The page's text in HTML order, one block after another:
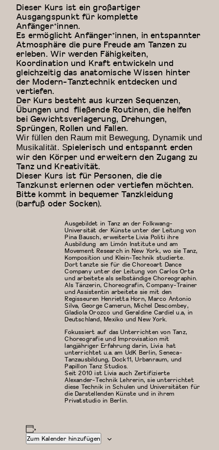
Dieser Kurs ist ein großartiger
Ausgangspunkt für komplette
Anfänger*innen.
Es ermöglicht Anfänger*innen, in entspannter
Atmosphäre die pure Freude am Tanzen zu
erleben. Wir werden Fähigkeiten,
Koordination und Kraft entwickeln und
gleichzeitig das anatomische Wissen hinter
der Modern-Tanztechnik entdecken und
vertiefen.
Der Kurs besteht aus kurzen Sequenzen,
Übungen und fließende Routinen, die helfen
bei Gewichtsverlagerung, Drehungen,
Sprüngen, Rollen und Fallen.
Wir füllen den Raum mit Bewegung, Dynamik und
Musikalität. Spielerisch und entspannt erden
wir den Körper und erweitern den Zugang zu
Tanz und Kreativität.
Dieser Kurs ist für Personen, die die
Tanzkunst erlernen oder vertiefen möchten.
Bitte kommt in bequemer Tanzkleidung
(barfuß oder Socken).
Zum Kalender hinzufügen
Ausgebildet in Tanz an der Folkwang-
Universität der Künste unter der Leitung von
Pina Bausch, erweiterte Livia Politi ihre
Ausbildung am Limón Institute und am
Movement Research in New York, wo sie Tanz,
Komposition und Klein-Technik studierte.
Dort tanzte sie für die Choreoart Dance
Company unter der Leitung von Carlos Orta
und arbeitete als selbständige Choreographin.
Als Tänzerin, Choreografin, Company-Trainer
und Assistentin arbeitete sie mit den
Regisseuren Henrietta Horn, Marco Antonio
Silva, George Camerun, Michel Descombey,
Gladiola Orozco und Geraldine Cardiel u.a, in
Deutschland, Mexiko und New York.
Fokussiert auf das Unterrichten von Tanz,
Choreografie und Improvisation mit
langjähriger Erfahrung darin, Livia hat
unterrichtet u.a. am UdK Berlin, Seneca-
Tanzausbildung, Dock11, Urbanraum, und
Papillon Tanz Studios.
Seit 2010 ist Livia auch Zertifizierte
Alexander-Technik Lehrerin, sie unterrichtet
diese Technik in Schulen und Universitäten für
die Darstellenden Künste und in ihrem
Privatstudio in Berlin.